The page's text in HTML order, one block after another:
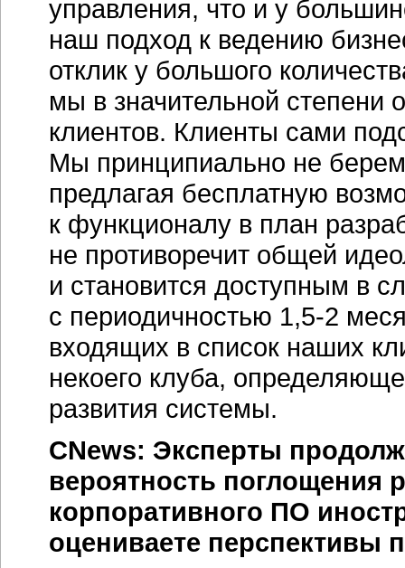
управления, что и у
наш подход к ведению
отклик у большого
мы в значительной степени
клиентов. Клиенты сами
Мы принципиально не
предлагая бесплатную
к функционалу в план
не противоречит общей
и становится доступным в
с периодичностью 1,5-2
входящих в список наших
некоего клуба,
развития системы.
CNews: Эксперты
вероятность поглощения
корпоративного ПО
оцениваете перспективы